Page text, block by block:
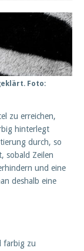
Foto:
zu erreichen,
hinterlegt
durch, so
sobald Zeilen
und eine
deshalb eine
farbig zu